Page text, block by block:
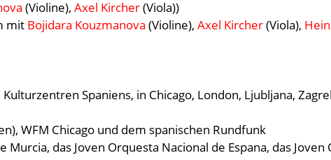
(Violine), Axel Kircher(Viola))
mit Bojidara Kouzmanova (Violine), Axel Kircher(Viola),
Spaniens, in Chicago, London, Ljubljana,
WFM Chicago und dem spanischen Rundfunk
das Joven Orquesta Nacional de Espana, das Joven